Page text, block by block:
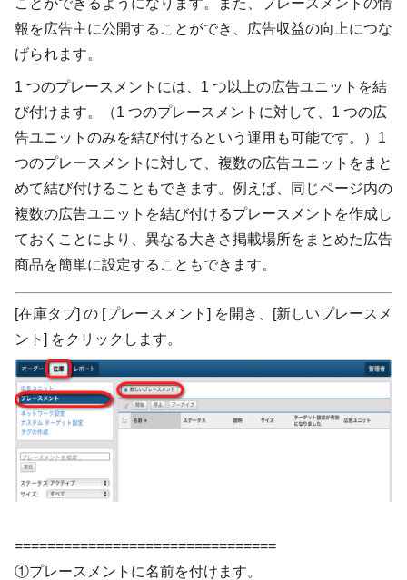
ことができるようになります。また、プレースメントの情
報を広告主に公開することができ、広告収益の向上につな
げられます。
1 つのプレースメントには、1 つ以上の広告ユニットを結
び付けます。（1 つのプレースメントに対して、1 つの広
告ユニットのみを結び付けるという運用も可能です。）1
つのプレースメントに対して、複数の広告ユニットをまと
めて結び付けることもできます。例えば、同じページ内の
複数の広告ユニットを結び付けるプレースメントを作成し
ておくことにより、異なる大きさ掲載場所をまとめた広告
商品を簡単に設定することもできます。
[在庫タブ] の [プレースメント] を開き、[新しいプレースメ
ント] をクリックします。
================================
①プレースメントに名前を付けます。